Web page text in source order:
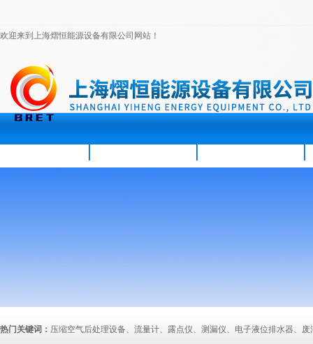
欢迎来到上海熠恒能源设备有限公司网站！
热门关键词： 压缩空气后处理设备、流量计、露点仪、测漏仪、电子液位排水器、